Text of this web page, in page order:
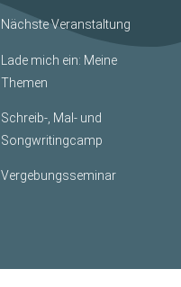
Nächste Veranstaltung
Lade mich ein: Meine
Themen
Schreib-, Mal- und
Songwritingcamp
Vergebungsseminar